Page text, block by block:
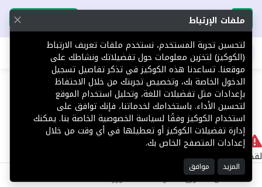
تحميل التطبيق تحميل التطبيق
اطلب عقارك
404 لا يوجد
لقد حدث خطأ داخلي أثناء معالجة طلبك.
©2025 كل الحقوق محفوظة منصة توور
ملفات الإرتباط
لتحسين تجربة المستخدم، نستخدم ملفات تعريف الارتباط
(الكوكيز) لتخزين معلومات حول تفضيلاتك ونشاطك على
موقعنا. تساعدنا هذه الكوكيز في تذكر تفاصيل تسجيل
الدخول الخاصة بك، وتخصيص تجربتك من خلال الاحتفاظ
بإعدادات مثل تفضيلات اللغة، وتحليل استخدام الموقع
لتحسين الأداء. باستخدامك لخدماتنا، فإنك توافق على
استخدام الكوكيز وفقًا لسياسة الخصوصية الخاصة بنا. يمكنك
إدارة تفضيلات الكوكيز أو تعطيلها في أي وقت من خلال
إعدادات المتصفح الخاص بك.
المزيد موافق